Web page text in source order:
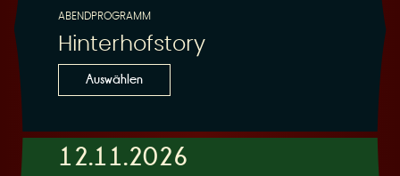
ABENDPROGRAMM
Hinterhofstory
Auswählen
12.11.2026